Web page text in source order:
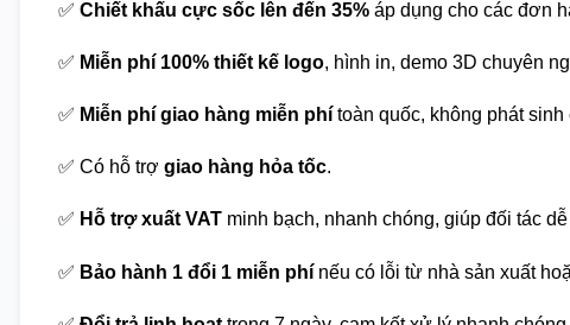
✅ Chiết khấu cực sốc lên đến 35% áp dụng cho các đơn
✅ Miễn phí 100% thiết kế logo, hình in, demo 3D chuyên
✅ Miễn phí giao hàng miễn phí toàn quốc, không phát sinh
✅ Có hỗ trợ giao hàng hỏa tốc.
✅ Hỗ trợ xuất VAT minh bạch, nhanh chóng, giúp đối tác
✅ Bảo hành 1 đổi 1 miễn phí nếu có lỗi từ nhà sản xuất